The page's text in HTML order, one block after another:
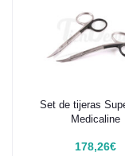
Añadir al
Set de tijeras
Medicaline
178,26€